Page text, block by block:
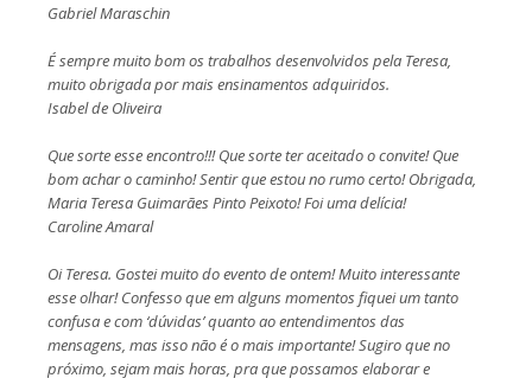
Gabriel Maraschin
É sempre muito bom os trabalhos desenvolvidos pela Teresa,
muito obrigada por mais ensinamentos adquiridos.
Isabel de Oliveira
Que sorte esse encontro!!! Que sorte ter aceitado o convite! Que
bom achar o caminho! Sentir que estou no rumo certo! Obrigada,
Maria Teresa Guimarães Pinto Peixoto! Foi uma delícia!
Caroline Amaral
Oi Teresa. Gostei muito do evento de ontem! Muito interessante
esse olhar! Confesso que em alguns momentos fiquei um tanto
confusa e com ‘dúvidas’ quanto ao entendimentos das
mensagens, mas isso não é o mais importante! Sugiro que no
próximo, sejam mais horas, pra que possamos elaborar e